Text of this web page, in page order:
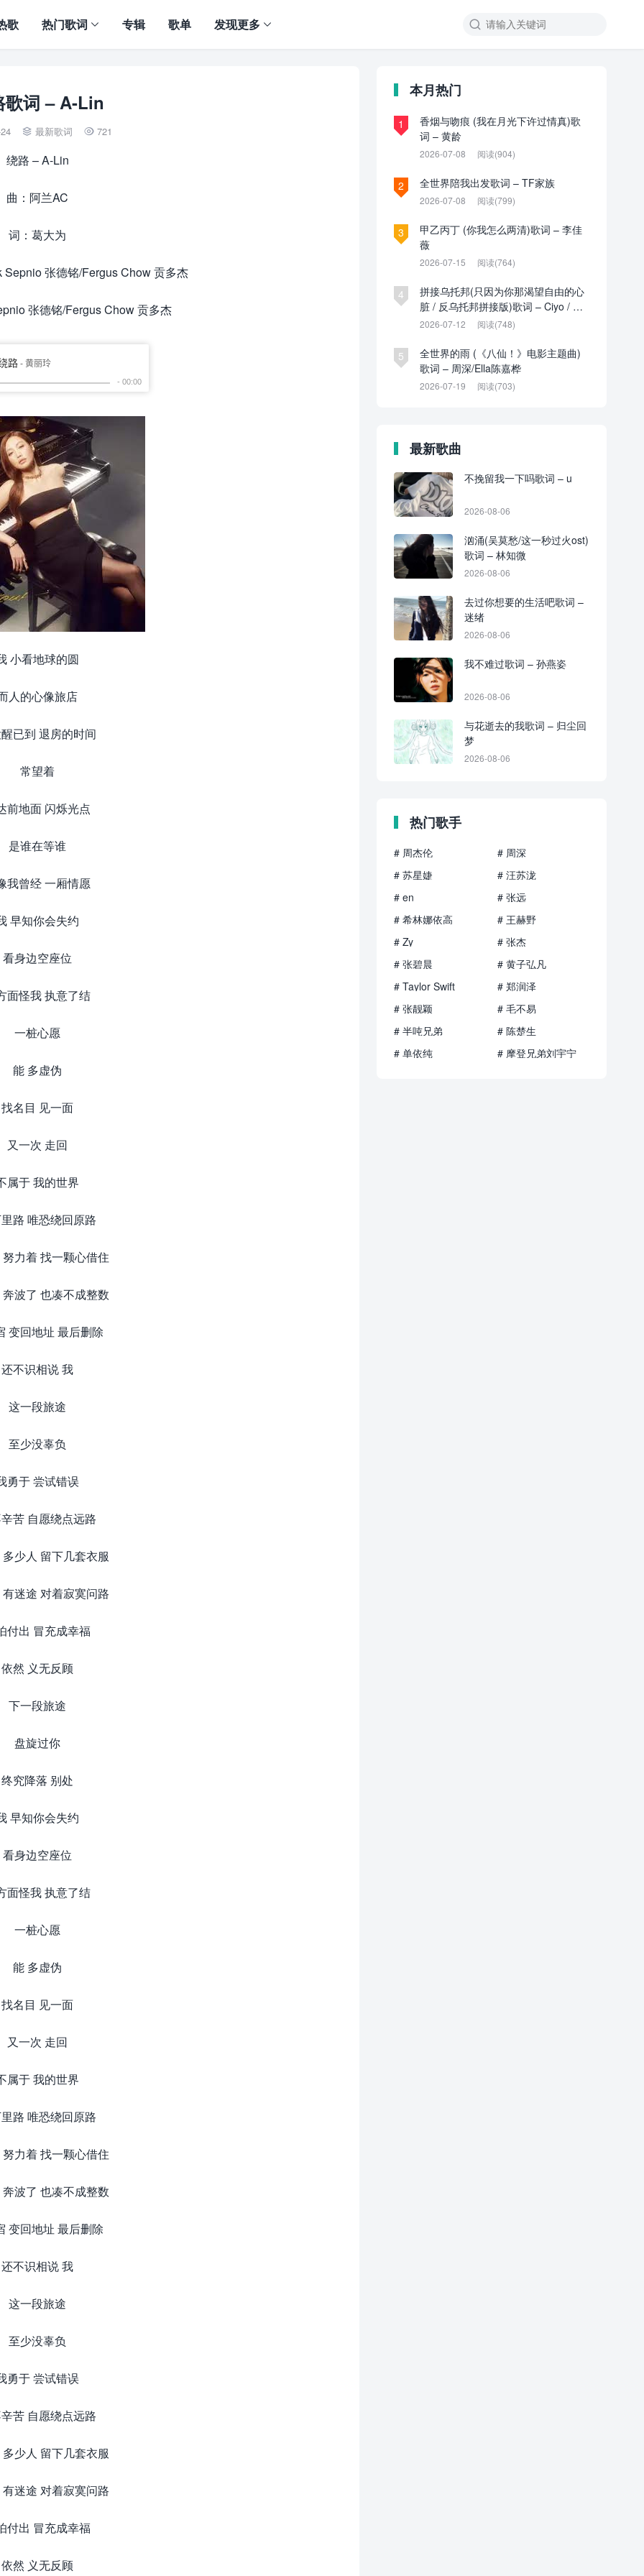

歌 热门歌词 专辑 歌单 发现更多
歌词 – A-Lin
 最新歌词  721
绕路 – A-Lin
曲：阿兰AC
词：葛大为
Sepnio 张德铭/Fergus Chow 贡多杰
张德铭/Fergus Chow 贡多杰
小看地球的圆
人的心像旅店
已到 退房的时间
常望着
前地面 闪烁光点
是谁在等谁
我曾经 一厢情愿
早知你会失约
看身边空座位
面怪我 执意了结
一桩心愿
能 多虚伪
找名目 见一面
又一次 走回
属于 我的世界
路 唯恐绕回原路
力着 找一颗心借住
波了 也凑不成整数
变回地址 最后删除
还不识相说 我
这一段旅途
至少没辜负
勇于 尝试错误
苦 自愿绕点远路
少人 留下几套衣服
迷途 对着寂寞问路
付出 冒充成幸福
依然 义无反顾
下一段旅途
盘旋过你
终究降落 别处
早知你会失约
看身边空座位
面怪我 执意了结
一桩心愿
能 多虚伪
找名目 见一面
又一次 走回
属于 我的世界
路 唯恐绕回原路
力着 找一颗心借住
波了 也凑不成整数
变回地址 最后删除
还不识相说 我
这一段旅途
至少没辜负
勇于 尝试错误
苦 自愿绕点远路
少人 留下几套衣服
迷途 对着寂寞问路
付出 冒充成幸福
依然 义无反顾
本月热门
1
香烟与吻痕 (我在月光下许过情真)歌
词 – 黄龄
2026-07-08 阅读(904)
2 全世界陪我出发歌词 – TF家族
2026-07-08 阅读(799)
3
甲乙丙丁 (你我怎么两清)歌词 – 李佳
薇
2026-07-15 阅读(764)
4
拼接乌托邦(只因为你那渴望自由的心
脏 / 反乌托邦拼接版)歌词 – Ciyo / 见
过夏天P / 乌托邦P
2026-07-12 阅读(748)
5
全世界的雨 (《八仙！》电影主题曲)
歌词 – 周深/Ella陈嘉桦
2026-07-19 阅读(703)
最新歌曲
不挽留我一下吗歌词 – u
2026-08-06
汹涌(吴莫愁/这一秒过火ost)
歌词 – 林知微
2026-08-06
去过你想要的生活吧歌词 –
迷绪
2026-08-06
我不难过歌词 – 孙燕姿
2026-08-06
与花逝去的我歌词 – 归尘回
梦
2026-08-06
热门歌手
# 周杰伦
# 周深
# 苏星婕
# 汪苏泷
# en
# 张远
# 希林娜依高
# 王赫野
# Zy
# 张杰
# 张碧晨
# 黄子弘凡
# Taylor Swift
# 郑润泽
# 张靓颖
# 毛不易
# 半吨兄弟
# 陈楚生
# 单依纯
# 摩登兄弟刘宇宁